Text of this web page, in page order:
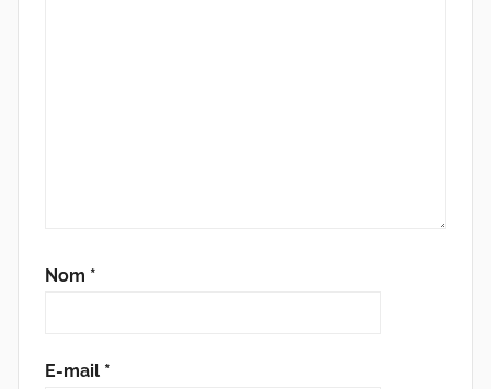
Nom *
E-mail *